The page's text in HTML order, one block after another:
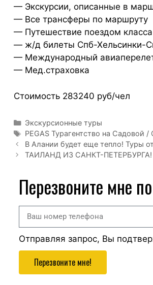
— Экскурсии, описанные в
— Все трансферы по маршруту
— Путешествие поездом
— ж/д билеты Спб-Хельсинки-
— Международный
— Мед.страховка
Стоимость 283240 руб/чел
Экскурсионные туры
PEGAS Турагентство на Садовой
В Алании будет еще тепло! Туры
ТАИЛАНД ИЗ САНКТ-
Перезвоните мне
Отправляя запрос, Вы
Перезвоните мне!